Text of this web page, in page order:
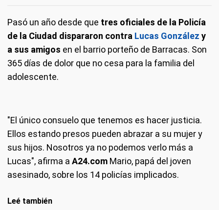
Pasó un año desde que tres oficiales de la Policía
de la Ciudad dispararon contra Lucas González y
a sus amigos en el barrio porteño de Barracas. Son
365 días de dolor que no cesa para la familia del
adolescente.
"El único consuelo que tenemos es hacer justicia.
Ellos estando presos pueden abrazar a su mujer y
sus hijos. Nosotros ya no podemos verlo más a
Lucas", afirma a A24.com Mario, papá del joven
asesinado, sobre los 14 policías implicados.
Leé también